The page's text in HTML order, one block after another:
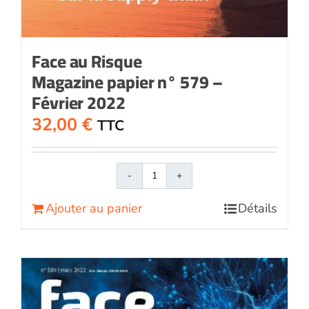
Face au Risque
Magazine papier n° 579 –
Février 2022
32,00 € TTC
quantité
papier
n°
579
Ajouter au panier Détails